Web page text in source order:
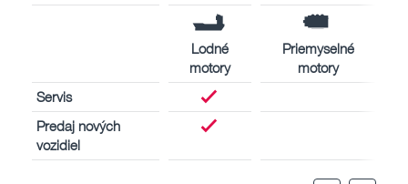
Lodné
motory
Priemyselné
motory
Servis
Predaj nových
vozidiel